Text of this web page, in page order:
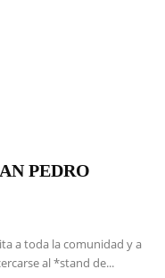
PEDRO
a toda la comunidad y a
al *stand de...